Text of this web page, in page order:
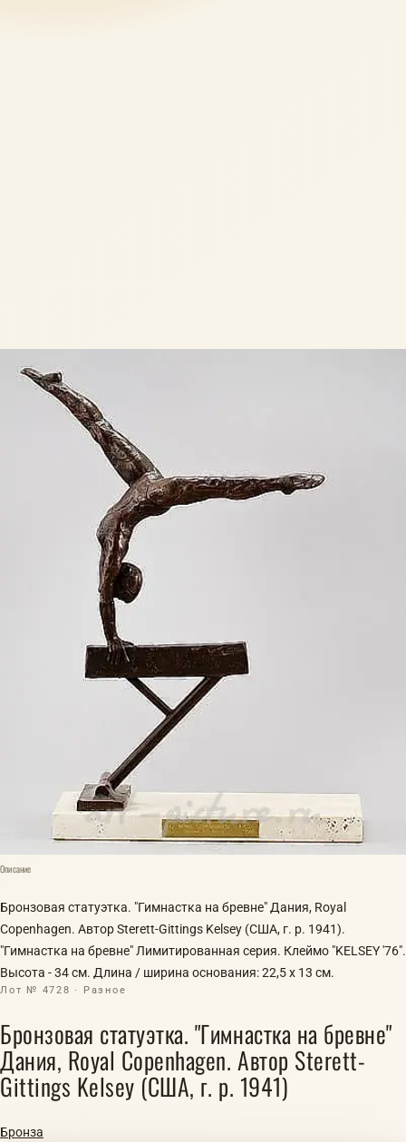
Описание
Бронзовая статуэтка. "Гимнастка на бревне" Дания, Royal
Copenhagen. Автор Sterett-Gittings Kelsey (США, г. р. 1941).
"Гимнастка на бревне" Лимитированная серия. Клеймо "KELSEY '76".
Высота - 34 см. Длина / ширина основания: 22,5 х 13 см.
Лот № 4728 · Разное
Бронзовая статуэтка. "Гимнастка на бревне"
Дания, Royal Copenhagen. Автор Sterett-
Gittings Kelsey (США, г. р. 1941)
Бронза